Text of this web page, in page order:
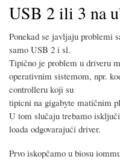
USB 2 ili 3 na
Ponekad se javljaju problemi
samo USB 2 i sl.
Tipično je problem u driveru
operativnim sistemom, npr.
controlleru koji su
tipicni na gigabyte matičnim
U tom slučaju trebamo
loada odgovarajući driver.
Prvo iskopčamo u biosu